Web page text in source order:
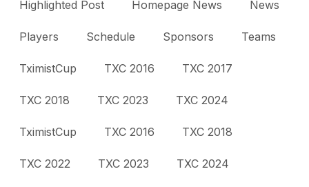
Highlighted Post Homepage News News
Players Schedule Sponsors Teams
TximistCup TXC 2016 TXC 2017
TXC 2018 TXC 2023 TXC 2024
TximistCup TXC 2016 TXC 2018
TXC 2022 TXC 2023 TXC 2024